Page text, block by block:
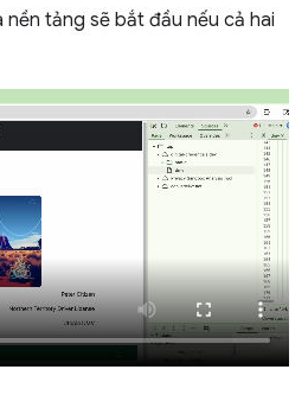
tảng sẽ bắt đầu nếu cả hai